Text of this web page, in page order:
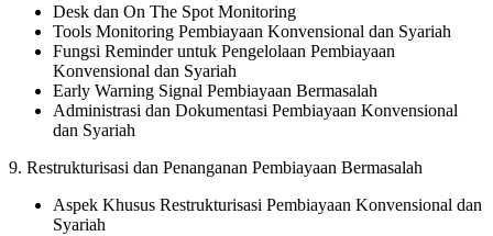
Desk dan On The Spot Monitoring
Tools Monitoring Pembiayaan Konvensional dan Syariah
Fungsi Reminder untuk Pengelolaan Pembiayaan
Konvensional dan Syariah
Early Warning Signal Pembiayaan Bermasalah
Administrasi dan Dokumentasi Pembiayaan Konvensional
dan Syariah
9. Restrukturisasi dan Penanganan Pembiayaan Bermasalah
Aspek Khusus Restrukturisasi Pembiayaan Konvensional dan
Syariah